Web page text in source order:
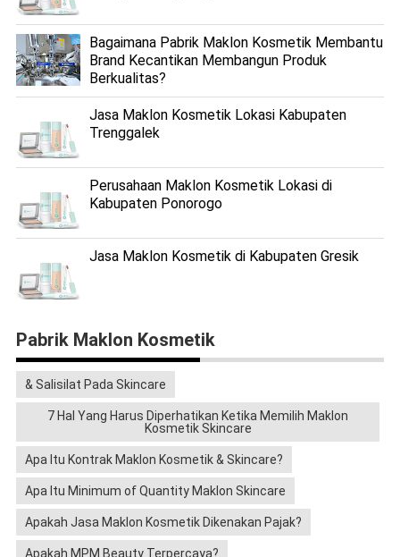
Bagaimana Pabrik Maklon Kosmetik Membantu
Brand Kecantikan Membangun Produk
Berkualitas?
Jasa Maklon Kosmetik Lokasi Kabupaten
Trenggalek
Perusahaan Maklon Kosmetik Lokasi di
Kabupaten Ponorogo
Jasa Maklon Kosmetik di Kabupaten Gresik
Pabrik Maklon Kosmetik
& Salisilat Pada Skincare
7 Hal Yang Harus Diperhatikan Ketika Memilih Maklon
Kosmetik Skincare
Apa Itu Kontrak Maklon Kosmetik & Skincare?
Apa Itu Minimum of Quantity Maklon Skincare
Apakah Jasa Maklon Kosmetik Dikenakan Pajak?
Apakah MPM Beauty Terpercaya?